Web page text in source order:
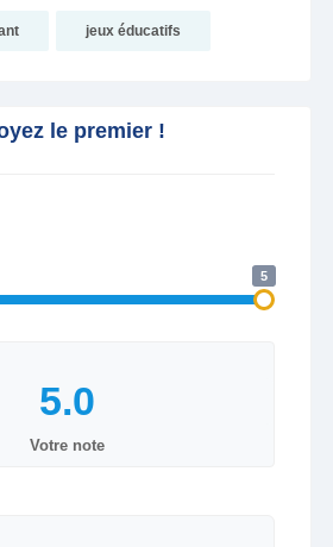
jeux éducatifs
le premier !
5
Votre note